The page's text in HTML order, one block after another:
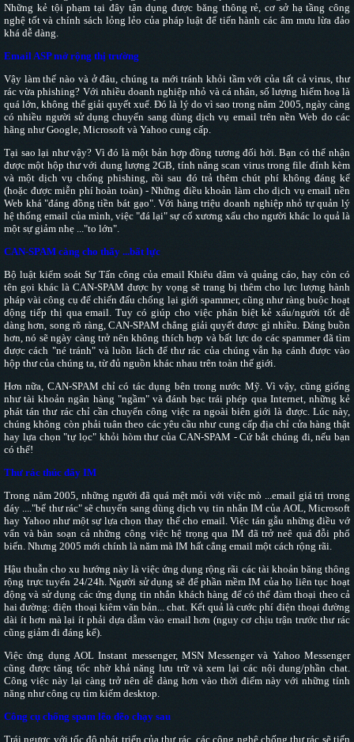
Những kẻ tội phạm tại đây tận dụng được băng thông rẻ, cơ sở hạ tầng công
nghệ tốt và chính sách lỏng lẻo của pháp luật để tiến hành các âm mưu lừa đảo
khá dễ dàng.
Email ASP mở rộng thị trường
Vậy làm thế nào và ở đâu, chúng ta mới tránh khỏi tầm với của tất cả virus, thư
rác vừa phishing? Với nhiều doanh nghiệp nhỏ và cá nhân, số lượng hiểm hoạ là
quá lớn, không thể giải quyết xuể. Đó là lý do vì sao trong năm 2005, ngày càng
có nhiều người sử dụng chuyển sang dùng dịch vụ email trên nền Web do các
hãng như Google, Microsoft và Yahoo cung cấp.
Tại sao lại như vậy? Vì đó là một bản hợp đồng tương đối hời. Bạn có thể nhận
được một hộp thư với dung lượng 2GB, tính năng scan virus trong file đính kèm
và một dịch vụ chống phishing, rồi sau đó trả thêm chút phí không đáng kể
(hoặc được miễn phí hoàn toàn) - Những điều khoản làm cho dịch vụ email nền
Web khá "đáng đồng tiền bát gạo". Với hàng triệu doanh nghiệp nhỏ tự quản lý
hệ thống email của mình, việc "đá lại" sự cố xương xẩu cho người khác lo quả là
một sự giảm nhẹ ..."to lớn".
CAN-SPAM càng cho thấy ...bất lực
Bộ luật kiểm soát Sự Tấn công của email Khiêu dâm và quảng cáo, hay còn có
tên gọi khác là CAN-SPAM được hy vọng sẽ trang bị thêm cho lực lượng hành
pháp vài công cụ để chiến đấu chống lại giới spammer, cũng như ràng buộc hoạt
dộng tiếp thị qua email. Tuy có giúp cho việc phân biệt kẻ xấu/người tốt dễ
dàng hơn, song rõ ràng, CAN-SPAM chẳng giải quyết được gì nhiều. Đáng buồn
hơn, nó sẽ ngày càng trở nên không thích hợp và bất lực do các spammer đã tìm
được cách "né tránh" và luồn lách để thư rác của chúng vẫn hạ cánh được vào
hộp thư của chúng ta, từ đủ nguồn khác nhau trên toàn thế giới.
Hơn nữa, CAN-SPAM chỉ có tác dụng bên trong nước Mỹ. Vì vậy, cũng giống
như tài khoản ngân hàng "ngầm" và đánh bạc trái phép qua Internet, những kẻ
phát tán thư rác chỉ cần chuyển công việc ra ngoài biên giới là được. Lúc này,
chúng không còn phải tuân theo các yêu cầu như cung cấp địa chỉ cửa hàng thật
hay lựa chọn "tự lọc" khỏi hòm thư của CAN-SPAM - Cứ bắt chúng đi, nếu bạn
có thể!
Thư rác thúc đẩy IM
Trong năm 2005, những người đã quá mệt mỏi với việc mò ...email giá trị trong
đáy ...."bể thư rác" sẽ chuyển sang dùng dịch vụ tin nhắn IM của AOL, Microsoft
hay Yahoo như một sự lựa chọn thay thế cho email. Việc tán gẫu những điều vớ
vẩn và bàn soạn cả những công việc hệ trọng qua IM đã trở neê quá đỗi phổ
biến. Nhưng 2005 mới chính là năm mà IM hất cẳng email một cách rộng rãi.
Hậu thuẫn cho xu hướng này là việc ứng dụng rộng rãi các tài khoản băng thông
rộng trực tuyến 24/24h. Người sử dụng sẽ để phần mềm IM của họ liên tục hoạt
động và sử dụng các ứng dụng tin nhắn khách hàng để có thể đàm thoại theo cả
hai đường: điện thoại kiêm văn bản... chat. Kết quả là cước phí điện thoại đường
dài ít hơn mà lại ít phải dựa dẫm vào email hơn (nguy cơ chịu trận trước thư rác
cũng giảm đi đáng kể).
Việc ứng dụng AOL Instant messenger, MSN Messenger và Yahoo Messenger
cũng được tăng tốc nhờ khả năng lưu trữ và xem lại các nội dung/phần chat.
Công việc này lại càng trở nên dễ dàng hơn vào thời điểm này với những tính
năng như công cụ tìm kiếm desktop.
Công cụ chống spam lẽo đẽo chạy sau
Trái ngược với tốc độ phát triển của thư rác, các công nghệ chống thư rác sẽ tiến